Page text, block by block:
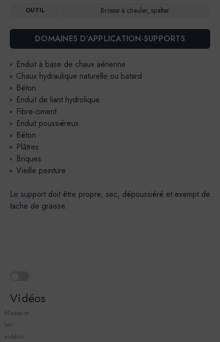
OUTIL Brosse à chauler, spalter
DOMAINES D’APPLICATION-SUPPORTS
Enduit à base de chaux aérienne
Chaux hydraulique naturelle ou batard
Béton
Enduit de liant hydrolique
Fibre-ciment
Enduit poussiéreux
Béton
Plâtres
Briques
Vieille peinture
Le support doit être propre, sec, dépoussiéré et exempt de
tache de graisse.
Vidéos
Masquer
les
vidéos